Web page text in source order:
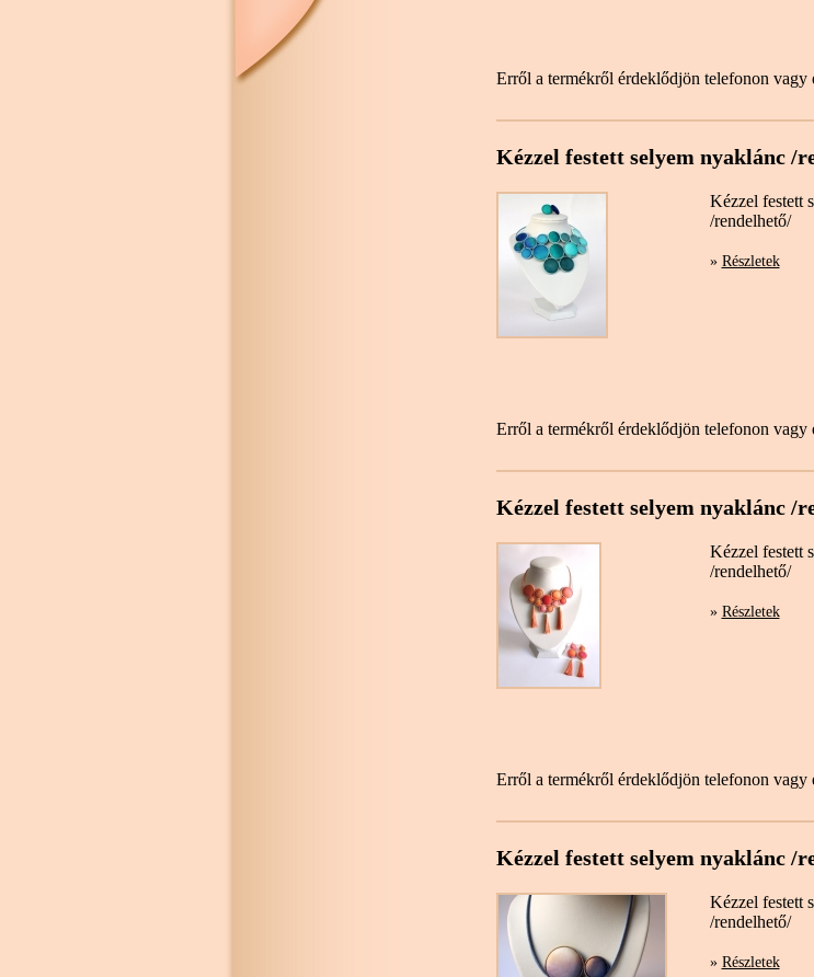
Erről a termékről érdeklődjön telefonon vagy
Kézzel festett selyem nyaklánc /
Kézzel festett
/rendelhető/
» Részletek
Erről a termékről érdeklődjön telefonon vagy
Kézzel festett selyem nyaklánc /
Kézzel festett
/rendelhető/
» Részletek
Erről a termékről érdeklődjön telefonon vagy
Kézzel festett selyem nyaklánc /
Kézzel festett
/rendelhető/
» Részletek